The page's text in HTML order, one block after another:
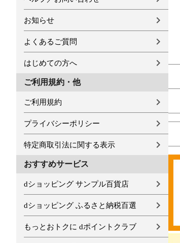
お知らせ
よくあるご質問
はじめての方へ
ご利用規約・他
ご利用規約
プライバシーポリシー
特定商取引法に関する表示
おすすめサービス
dショッピング サンプル百貨店
dショッピング ふるさと納税百選
もっとおトクに dポイントクラブ